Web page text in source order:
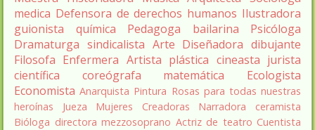
medica Defensora de derechos humanos Ilustradora
guionista
química Pedagoga bailarina
Psicóloga
Dramaturga sindicalista Arte Diseñadora dibujante
Filosofa Enfermera Artista plástica cineasta jurista
científica
coreógrafa matemática
Ecologista
Economista Anarquista Pintura Rosas para todas nuestras
heroínas
Jueza Mujeres Creadoras Narradora
ceramista
Bióloga directora mezzosoprano Actriz de teatro Cuentista